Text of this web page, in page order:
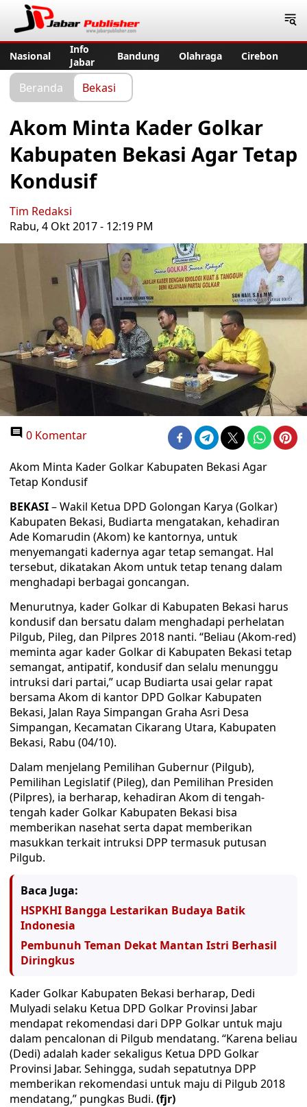
Nasional
Info
Jabar
Bandung Olahraga Cirebon
Beranda Bekasi
Akom Minta Kader Golkar
Kabupaten Bekasi Agar Tetap
Kondusif
Tim Redaksi
Rabu, 4 Okt 2017 - 12:19 PM
0 Komentar
Akom Minta Kader Golkar Kabupaten Bekasi Agar
Tetap Kondusif
BEKASI– Wakil Ketua DPD Golongan Karya (Golkar)
Kabupaten Bekasi, Budiarta mengatakan, kehadiran
Ade Komarudin (Akom) ke kantornya, untuk
menyemangati kadernya agar tetap semangat. Hal
tersebut, dikatakan Akom untuk tetap tenang dalam
menghadapi berbagai goncangan.
Menurutnya, kader Golkar di Kabupaten Bekasi harus
kondusif dan bersatu dalam menghadapi perhelatan
Pilgub, Pileg, dan Pilpres 2018 nanti. “Beliau (Akom-red)
meminta agar kader Golkar di Kabupaten Bekasi tetap
semangat, antipatif, kondusif dan selalu menunggu
intruksi dari partai,” ucap Budiarta usai gelar rapat
bersama Akom di kantor DPD Golkar Kabupaten
Bekasi, Jalan Raya Simpangan Graha Asri Desa
Simpangan, Kecamatan Cikarang Utara, Kabupaten
Bekasi, Rabu (04/10).
Dalam menjelang Pemilihan Gubernur (Pilgub),
Pemilihan Legislatif (Pileg), dan Pemilihan Presiden
(Pilpres), ia berharap, kehadiran Akom di tengah-
tengah kader Golkar Kabupaten Bekasi bisa
memberikan nasehat serta dapat memberikan
masukkan terkait intruksi DPP termasuk putusan
Pilgub.
Baca Juga:
HSPKHI Bangga Lestarikan Budaya Batik
Indonesia
Pembunuh Teman Dekat Mantan Istri Berhasil
Diringkus
Kader Golkar Kabupaten Bekasi berharap, Dedi
Mulyadi selaku Ketua DPD Golkar Provinsi Jabar
mendapat rekomendasi dari DPP Golkar untuk maju
dalam pencalonan di Pilgub mendatang. “Karena beliau
(Dedi) adalah kader sekaligus Ketua DPD Golkar
Provinsi Jabar. Sehingga, sudah sepatutnya DPP
memberikan rekomendasi untuk maju di Pilgub 2018
mendatang,” pungkas Budi. (fjr)